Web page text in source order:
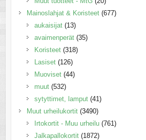
Mainoslahjat & Koristeet (677)
aukaisijat (13)
avaimenperät (35)
Koristeet (318)
Lasiset (126)
Muoviset (44)
muut (532)
sytyttimet, lamput (41)
Muut urheilukortit (3490)
Irtokortit - Muu urheilu (761)
Jalkapallokortit (1872)